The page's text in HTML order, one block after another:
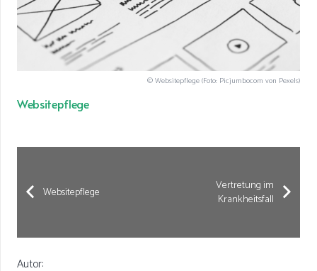
© Websitepflege (Foto: Picjumbocom von Pexels)
Websitepflege
Websitepflege
Vertretung im
Krankheitsfall
Autor: